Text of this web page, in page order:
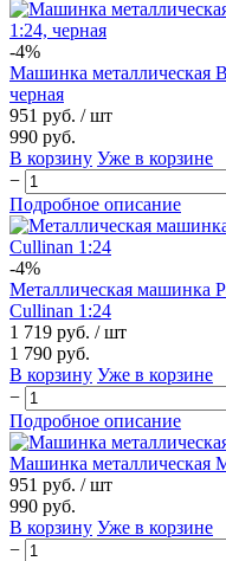
-4%
Машинка металлическая
черная
951 руб. / шт
990 руб.
В корзину Уже в корзине
−
Подробное описание
-4%
Металлическая машинка
Cullinan 1:24
1 719 руб. / шт
1 790 руб.
В корзину Уже в корзине
−
Подробное описание
Машинка металлическая
951 руб. / шт
990 руб.
В корзину Уже в корзине
−